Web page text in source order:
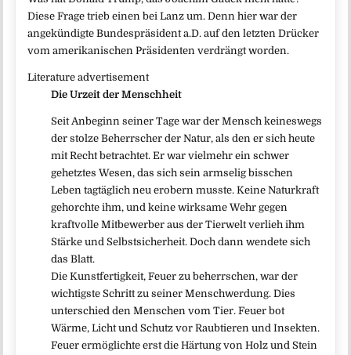
Diese Frage trieb einen bei Lanz um. Denn hier war der
angekündigte Bundespräsident a.D. auf den letzten Drücker
vom amerikanischen Präsidenten verdrängt worden.
Literature advertisement
Die Urzeit der Menschheit
Seit Anbeginn seiner Tage war der Mensch keineswegs
der stolze Beherrscher der Natur, als den er sich heute
mit Recht betrachtet. Er war vielmehr ein schwer
gehetztes Wesen, das sich sein armselig bisschen
Leben tagtäglich neu erobern musste. Keine Naturkraft
gehorchte ihm, und keine wirksame Wehr gegen
kraftvolle Mitbewerber aus der Tierwelt verlieh ihm
Stärke und Selbstsicherheit. Doch dann wendete sich
das Blatt.
Die Kunstfertigkeit, Feuer zu beherrschen, war der
wichtigste Schritt zu seiner Menschwerdung. Dies
unterschied den Menschen vom Tier. Feuer bot
Wärme, Licht und Schutz vor Raubtieren und Insekten.
Feuer ermöglichte erst die Härtung von Holz und Stein